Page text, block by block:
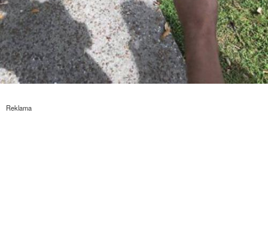
Reklama